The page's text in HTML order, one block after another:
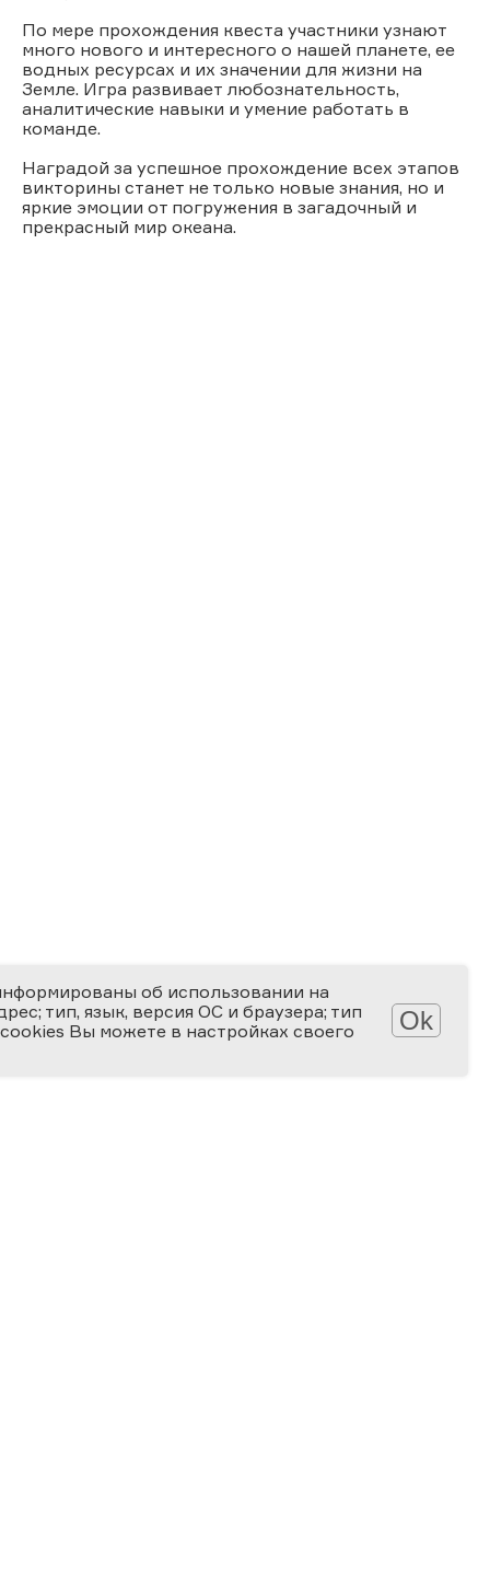
По мере прохождения квеста участники узнают
много нового и интересного о нашей планете, ее
водных ресурсах и их значении для жизни на
Земле. Игра развивает любознательность,
аналитические навыки и умение работать в
команде.
Наградой за успешное прохождение всех этапов
викторины станет не только новые знания, но и
яркие эмоции от погружения в загадочный и
прекрасный мир океана.
об использовании на
тип, язык, версия ОС и браузера; тип
Вы можете в настройках своего
Ok